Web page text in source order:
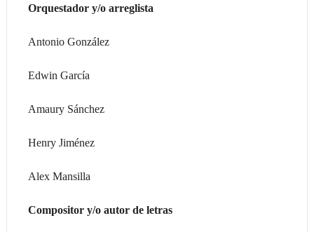
Orquestador y/o arreglista
Antonio González
Edwin García
Amaury Sánchez
Henry Jiménez
Alex Mansilla
Compositor y/o autor de letras